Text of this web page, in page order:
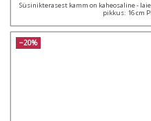
Süsinikterasest kamm on kaheosaline -
pikkus: 16 cm
−20%